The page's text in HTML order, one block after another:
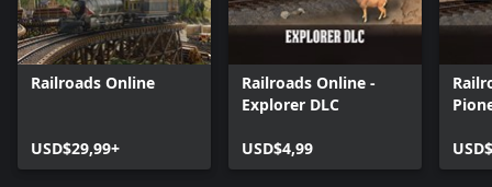
Railroads Online
USD$29,99+
Railroads Online -
Explorer DLC
USD$4,99